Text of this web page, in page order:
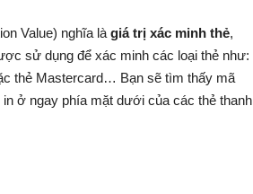
Value) nghĩa là giá trị xác minh thẻ,
sử dụng để xác minh các loại thẻ như:
thẻ Mastercard… Bạn sẽ tìm thấy mã
ở ngay phía mặt dưới của các thẻ thanh